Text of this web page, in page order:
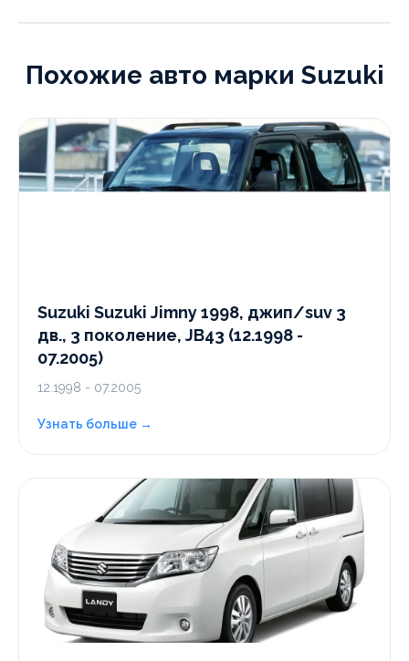
Похожие авто марки Suzuki
Suzuki Suzuki Jimny 1998, джип/suv 3
дв., 3 поколение, JB43 (12.1998 -
07.2005)
12.1998 - 07.2005
Узнать больше →